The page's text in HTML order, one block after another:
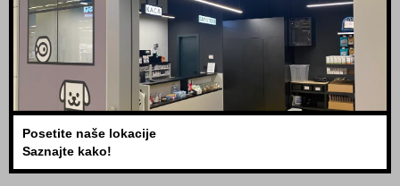
Posetite naše lokacije
Saznajte kako!